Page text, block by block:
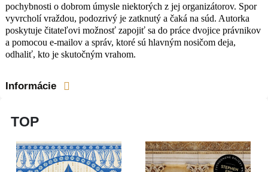
pochybnosti o dobrom úmysle niektorých z jej organizátorov. Spor
vyvrcholí vraždou, podozrivý je zatknutý a čaká na súd. Autorka
poskytuje čitateľovi možnosť zapojiť sa do práce dvojice právnikov
a pomocou e-mailov a správ, ktoré sú hlavným nosičom deja,
odhaliť, kto je skutočným vrahom.
Informácie
TOP